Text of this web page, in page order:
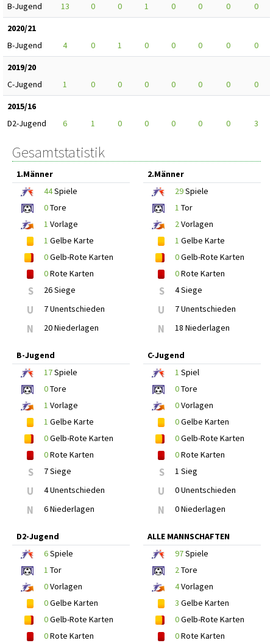
B-Jugend
13 0 0 1 0 0 0
0
2020/21
B-Jugend
4 0 1 0 0 0 0
0
2019/20
C-Jugend
1 0 0 0 0 0 0
0
2015/16
D2-Jugend
6 1 0 0 0 0 0 3
Gesamtstatistik
1.Männer
44Spiele
0Tore
1 Vorlage
1 Gelbe Karte
0Gelb-Rote Karten
0Rote Karten
S 26 Siege
U 7 Unentschieden
N 20 Niederlagen
2.Männer
29Spiele
1 Tor
2Vorlagen
1 Gelbe Karte
0Gelb-Rote Karten
0Rote Karten
S 4 Siege
U 7 Unentschieden
N 18 Niederlagen
B-Jugend
17Spiele
0Tore
1 Vorlage
1 Gelbe Karte
0Gelb-Rote Karten
0Rote Karten
S 7 Siege
U 4 Unentschieden
N 6 Niederlagen
C-Jugend
1 Spiel
0Tore
0Vorlagen
0Gelbe Karten
0Gelb-Rote Karten
0Rote Karten
S 1 Sieg
U 0 Unentschieden
N 0 Niederlagen
D2-Jugend
6Spiele
1 Tor
0Vorlagen
0Gelbe Karten
0Gelb-Rote Karten
0Rote Karten
ALLE MANNSCHAFTEN
97Spiele
2Tore
4Vorlagen
3 Gelbe Karten
0Gelb-Rote Karten
0Rote Karten